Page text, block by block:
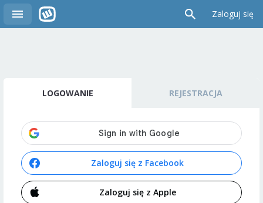
Zaloguj się
LOGOWANIE REJESTRACJA
Zaloguj się z Facebook
Zaloguj się z Apple